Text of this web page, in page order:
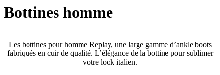
Bottines homme
Les bottines pour homme Replay, une large gamme d’ankle boots
fabriqués en cuir de qualité. L’élégance de la bottine pour sublimer
votre look italien.